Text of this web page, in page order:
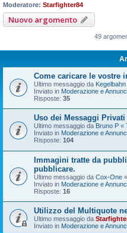
Moderatore: Starfighter84
Nuovo argomento
49
Come caricare le vostre
Ultimo messaggio da Kegelbahn
Inviato in Moderazione e
Risposte: 35
Uso dei Messaggi
Ultimo messaggio da Bruno P «
Inviato in Moderazione e
Risposte: 104
Immagini tratte da
pubblicare.
Ultimo messaggio da Cox-One «
Inviato in Moderazione e
Risposte: 16
Utilizzo del Multiquote
Ultimo messaggio da
Inviato in Moderazione e